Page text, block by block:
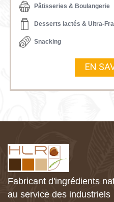
Pâtisseries & Boulangerie
Desserts lactés & Ultra-
Snacking
EN
Fabricant d'ingrédients
au service des industriels